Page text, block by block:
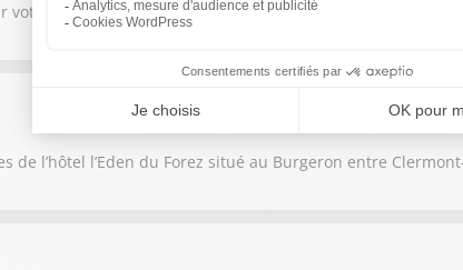
votre activité, trouver des clients, booster votre confiance,
de l’hôtel l’Eden du Forez situé au Burgeron entre